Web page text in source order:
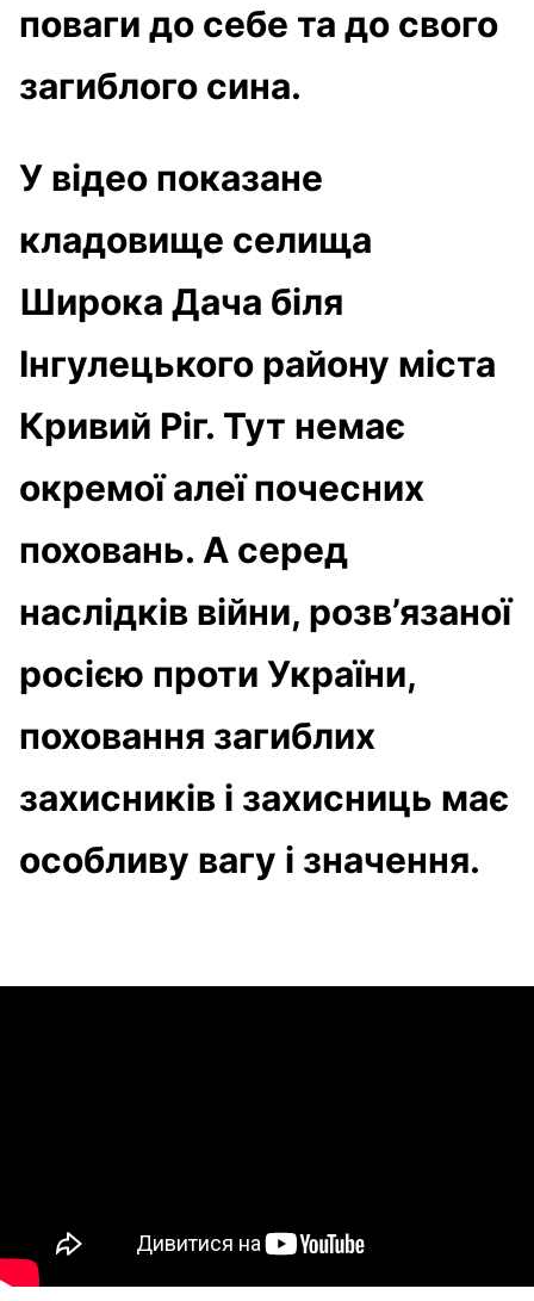
поваги до себе та до свого
загиблого сина.
У відео показане
кладовище селища
Широка Дача біля
Інгулецького району міста
Кривий Ріг. Тут немає
окремої алеї почесних
поховань. А серед
наслідків війни, розв’язаної
росією проти України,
поховання загиблих
захисників і захисниць має
особливу вагу і значення.